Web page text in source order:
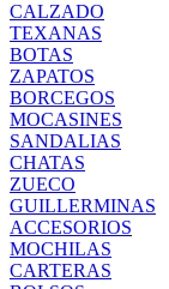
CALZADO
TEXANAS
BOTAS
ZAPATOS
BORCEGOS
MOCASINES
SANDALIAS
CHATAS
ZUECO
GUILLERMINAS
ACCESORIOS
MOCHILAS
CARTERAS